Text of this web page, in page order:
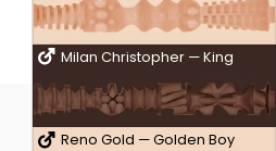
Milan Christopher — King
Reno Gold — Golden Boy